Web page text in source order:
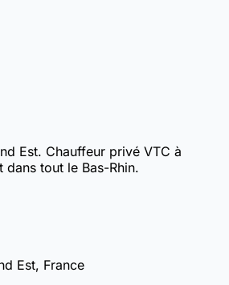
Est. Chauffeur privé VTC à
tout le Bas-Rhin.
Est, France